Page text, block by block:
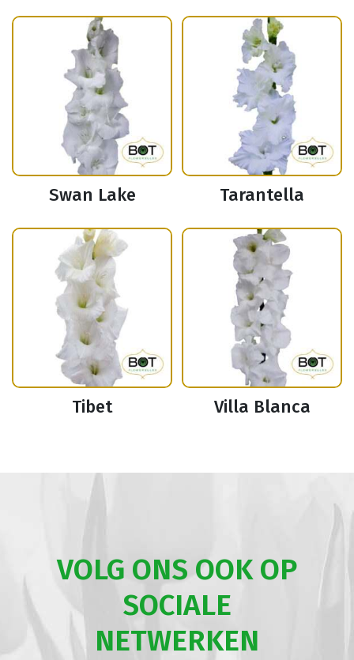
Swan Lake Tarantella
Tibet Villa Blanca
VOLG ONS OOK OP
SOCIALE
NETWERKEN